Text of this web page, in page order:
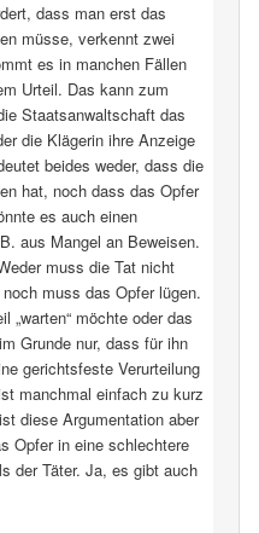
dass man erst das
müsse, verkennt zwei
es in manchen Fällen
Urteil. Das kann zum
Staatsanwaltschaft das
die Klägerin ihre Anzeige
beides weder, dass die
hat, noch dass das Opfer
es auch einen
aus Mangel an Beweisen.
muss die Tat nicht
muss das Opfer lügen.
„warten“ möchte oder das
Grunde nur, dass für ihn
gerichtsfeste Verurteilung
manchmal einfach zu kurz
diese Argumentation aber
Opfer in eine schlechtere
der Täter. Ja, es gibt auch